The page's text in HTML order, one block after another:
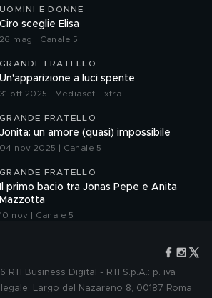
UOMINI E DONNE
Ciro sceglie Elisa
26 mag | Canale 5
GRANDE FRATELLO
Un'apparizione a luci spente
31 ott 2025 | Mediaset Extra
GRANDE FRATELLO
Jonita: un amore (quasi) impossibile
04 nov 2025 | Canale 5
GRANDE FRATELLO
Il primo bacio tra Jonas Pepe e Anita
Mazzotta
10 nov | Canale 5
RTI Business Digital - RTI S.p.A.: p. iva
Largo del Nazareno 8, 00187 Roma.